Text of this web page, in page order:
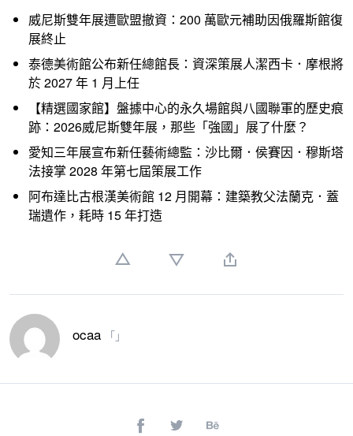
威尼斯雙年展遭歐盟撤資：200 萬歐元補助因俄羅斯館復
展終止
泰德美術館公布新任總館長：資深策展人潔西卡．摩根將
於 2027 年 1 月上任
【精選國家館】盤據中心的永久場館與八國聯軍的歷史痕
跡：2026威尼斯雙年展，那些「強國」展了什麼？
愛知三年展宣布新任藝術總監：沙比爾．侯賽因．穆斯塔
法接掌 2028 年第七屆策展工作
阿布達比古根漢美術館 12 月開幕：建築教父法蘭克．蓋
瑞遺作，耗時 15 年打造
ocaa 「」